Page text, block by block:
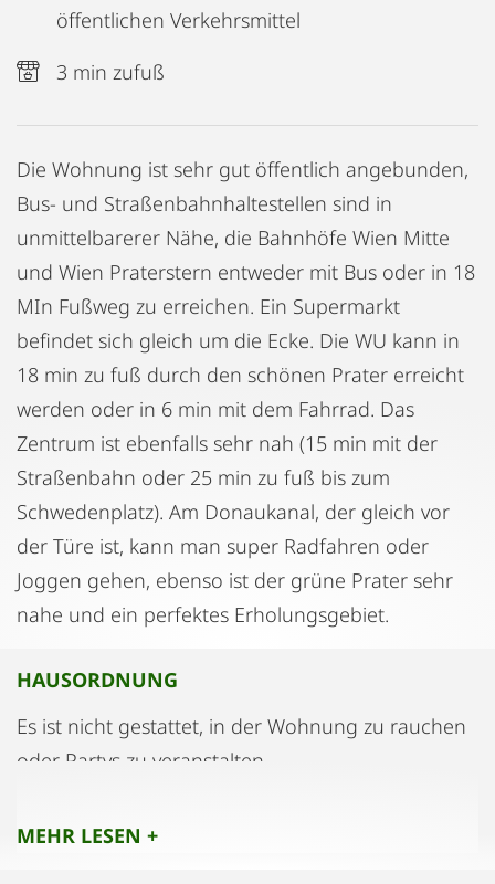
öffentlichen Verkehrsmittel
3 min zufuß
Die Wohnung ist sehr gut öffentlich angebunden,
Bus- und Straßenbahnhaltestellen sind in
unmittelbarerer Nähe, die Bahnhöfe Wien Mitte
und Wien Praterstern entweder mit Bus oder in 18
MIn Fußweg zu erreichen. Ein Supermarkt
befindet sich gleich um die Ecke. Die WU kann in
18 min zu fuß durch den schönen Prater erreicht
werden oder in 6 min mit dem Fahrrad. Das
Zentrum ist ebenfalls sehr nah (15 min mit der
Straßenbahn oder 25 min zu fuß bis zum
Schwedenplatz). Am Donaukanal, der gleich vor
der Türe ist, kann man super Radfahren oder
Joggen gehen, ebenso ist der grüne Prater sehr
nahe und ein perfektes Erholungsgebiet.
HAUSORDNUNG
Es ist nicht gestattet, in der Wohnung zu rauchen
oder Partys zu veranstalten.
Der Esstisch (Stehtisch) im Wohnzimmer ist an der
MEHR LESEN +